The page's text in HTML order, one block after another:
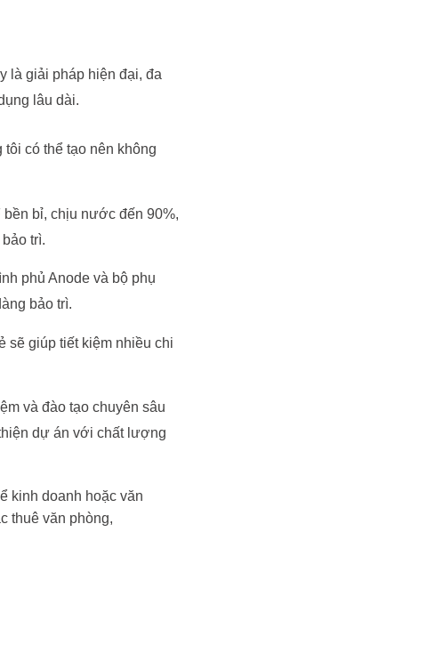
là giải pháp hiện đại, đa
lâu dài.
có thể tạo nên không
bỉ, chịu nước đến 90%,
trì.
phủ Anode và bộ phụ
bảo trì.
sẽ giúp tiết kiệm nhiều chi
và đào tạo chuyên sâu
dự án với chất lượng
kinh doanh hoặc văn
thuê văn phòng,